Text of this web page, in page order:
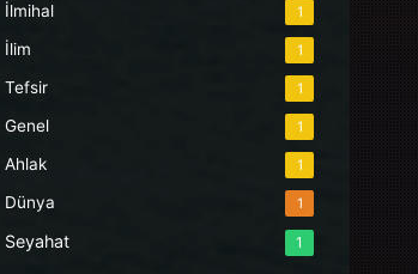
İlmihal 1
İlim 1
Tefsir 1
Genel 1
Ahlak 1
Dünya 1
Seyahat 1